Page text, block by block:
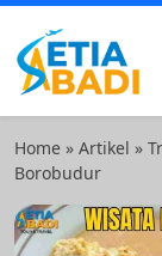
Skip
content
Setia Abadi
Paket Wisata
Surabaya
Home » Artikel »
Borobudur